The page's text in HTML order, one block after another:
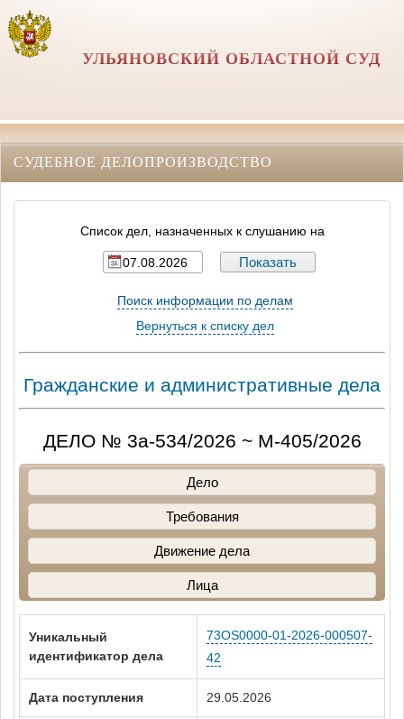
УЛЬЯНОВСКИЙ ОБЛАСТНОЙ СУД
СУДЕБНОЕ ДЕЛОПРОИЗВОДСТВО
Список дел, назначенных к слушанию на
Поиск информации по делам
Вернуться к списку дел
Гражданские и административные дела
ДЕЛО № 3а-534/2026 ~ М-405/2026
Дело
Требования
Движение дела
Лица
Уникальный
идентификатор дела
73OS0000-01-2026-000507-
42
Дата поступления 29.05.2026